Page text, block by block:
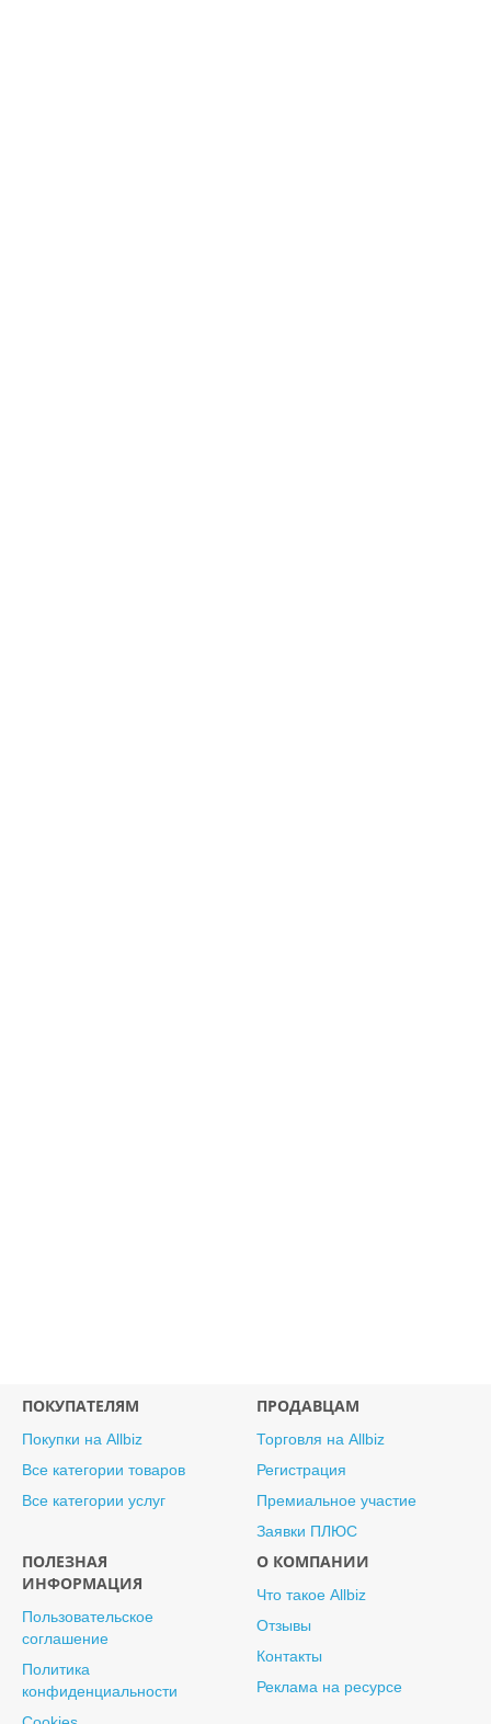
ПОКУПАТЕЛЯМ
Покупки на Allbiz
Все категории товаров
Все категории услуг
ПРОДАВЦАМ
Торговля на Allbiz
Регистрация
Премиальное участие
Заявки ПЛЮС
ПОЛЕЗНАЯ
ИНФОРМАЦИЯ
Пользовательское
соглашение
Политика
конфиденциальности
О КОМПАНИИ
Что такое Allbiz
Отзывы
Контакты
Реклама на ресурсе